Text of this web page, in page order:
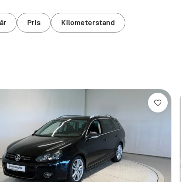
Pris Kilometerstand
Lagre